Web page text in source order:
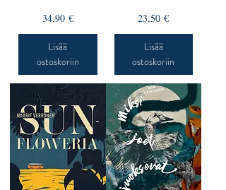
Hinta
34,90 €
Lisää
ostoskoriin
Hinta
23,50 €
Lisää
ostoskoriin